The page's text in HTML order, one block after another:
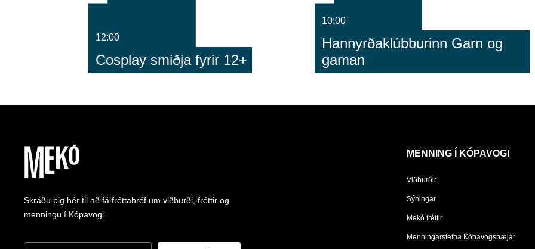
12:00
Cosplay smiðja fyrir 12+
10:00
Hannyrðaklúbburinn Garn og
gaman
Skráðu þig hér til að fá fréttabréf um viðburði, fréttir og
menningu í Kópavogi.
MENNING Í KÓPAVOGI
Viðburðir
Sýningar
Mekó fréttir
Menningarstefna Kópavogsbæjar